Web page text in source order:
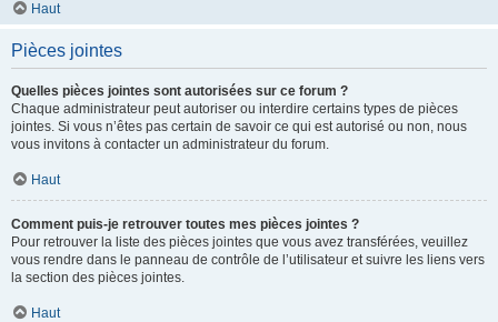
Haut
Pièces jointes
Quelles pièces jointes sont autorisées sur ce forum ?
Chaque administrateur peut autoriser ou interdire certains types de pièces
jointes. Si vous n’êtes pas certain de savoir ce qui est autorisé ou non, nous
vous invitons à contacter un administrateur du forum.
Haut
Comment puis-je retrouver toutes mes pièces jointes ?
Pour retrouver la liste des pièces jointes que vous avez transférées, veuillez
vous rendre dans le panneau de contrôle de l’utilisateur et suivre les liens vers
la section des pièces jointes.
Haut